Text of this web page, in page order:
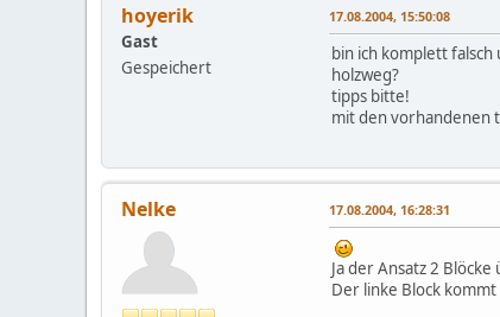
hoyerik
Gast
Gespeichert
17.08.2004, 15:50:08
bin ich komplett
holzweg?
tipps bitte!
mit den vorhandenen
Nelke 17.08.2004, 16:28:31
Ja der Ansatz 2
Der linke Block